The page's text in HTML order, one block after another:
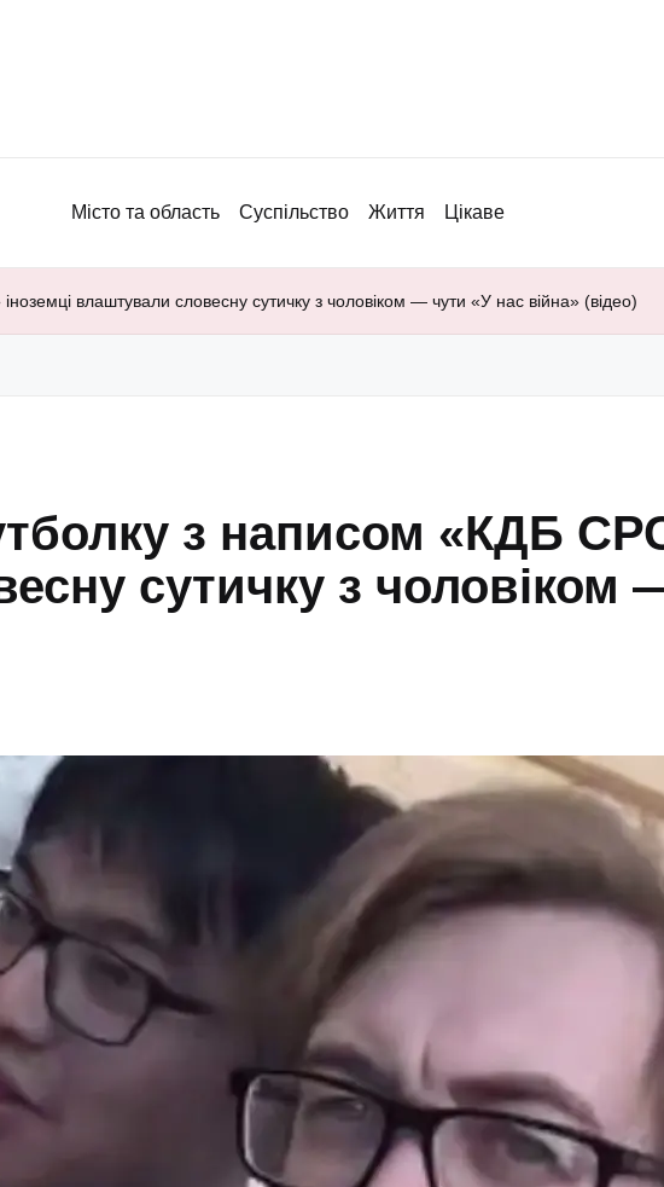
Місто та область Суспільство Життя Цікаве
влаштували словесну сутичку з чоловіком — чути «У нас війна» (відео)
з написом «КДБ
сутичку з чоловіком